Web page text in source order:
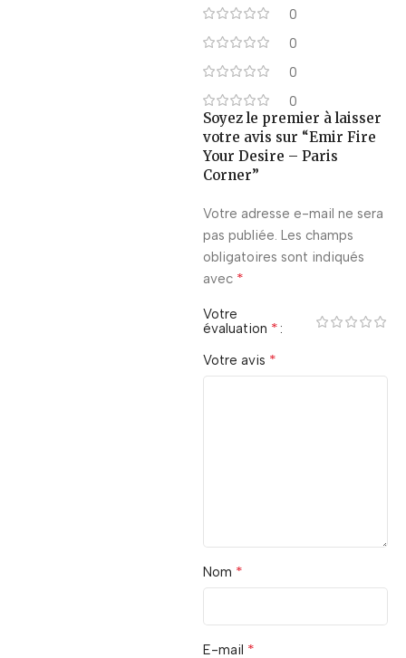
0
0
0
0
Soyez le premier à laisser
votre avis sur “Emir Fire
Your Desire – Paris
Corner”
Votre adresse e-mail ne sera
pas publiée. Les champs
obligatoires sont indiqués
avec *
Votre
évaluation *
Votre avis *
Nom *
E-mail *